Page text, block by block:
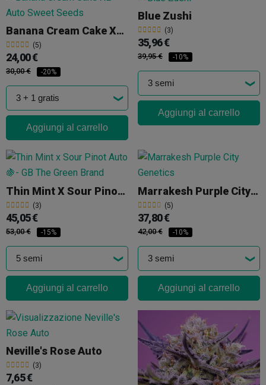
Banana Cream Cake XL Auto Sweet Seeds
(5)
24,00 €
30,00 € -20%
Aggiungi al carrello
Blue Zushi
(3)
35,96 €
39,95 € -10%
Aggiungi al carrello
Thin Mint X Sour Pinot Auto
(3)
45,05 €
53,00 € -15%
Aggiungi al carrello
Marrakesh Purple City Genetics
(5)
37,80 €
42,00 € -10%
Aggiungi al carrello
Neville's Rose Auto
(3)
7,65 €